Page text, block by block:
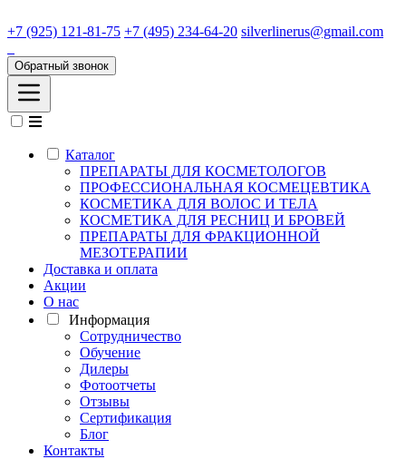
+7 (925) 121-81-75 +7 (495) 234-64-20 silverlinerus@gmail.com
Обратный звонок
Каталог
ПРЕПАРАТЫ ДЛЯ КОСМЕТОЛОГОВ
ПРОФЕССИОНАЛЬНАЯ КОСМЕЦЕВТИКА
КОСМЕТИКА ДЛЯ ВОЛОС И ТЕЛА
КОСМЕТИКА ДЛЯ РЕСНИЦ И БРОВЕЙ
ПРЕПАРАТЫ ДЛЯ ФРАКЦИОННОЙ
МЕЗОТЕРАПИИ
Доставка и оплата
Акции
О нас
Информация
Сотрудничество
Обучение
Дилеры
Фотоотчеты
Отзывы
Сертификация
Блог
Контакты